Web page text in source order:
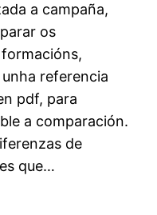
a campaña,
os
referencia
pdf, para
a comparación.
de
que…